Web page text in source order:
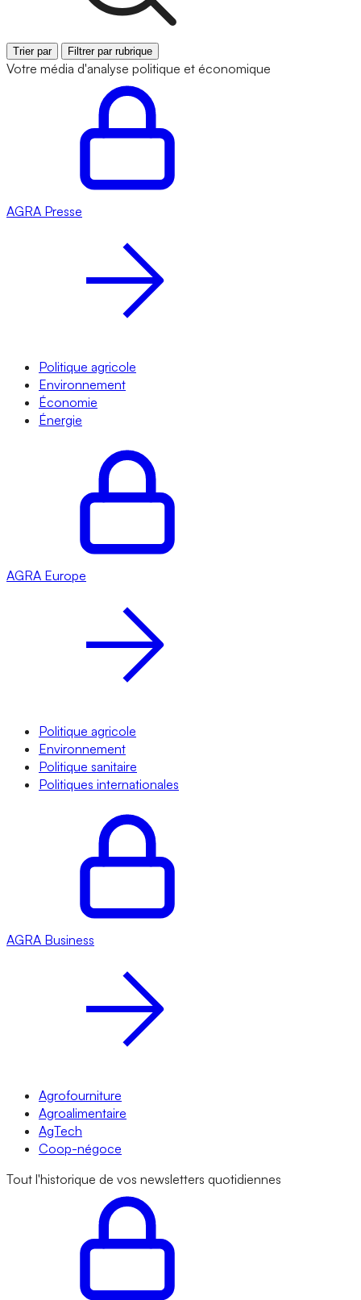
Trier par Filtrer par rubrique
Votre média d'analyse politique et économique
AGRA Presse
Politique agricole
Environnement
Économie
Énergie
AGRA Europe
Politique agricole
Environnement
Politique sanitaire
Politiques internationales
AGRA Business
Agrofourniture
Agroalimentaire
AgTech
Coop-négoce
Tout l'historique de vos newsletters quotidiennes